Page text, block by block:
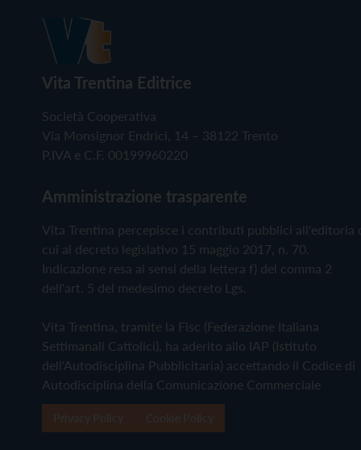
Vita Trentina Editrice
Società Cooperativa
Via Monsignor Endrici, 14 – 38122 Trento
P.IVA e C.F. 00199960220
Amministrazione trasparente
Vita Trentina percepisce i contributi pubblici all'editoria
cui al decreto legislativo 15 maggio 2017, n. 70.
Indicazione resa ai sensi della lettera f) del comma 2
dell'art. 5 del medesimo decreto Lgs.
Vita Trentina, tramite la Fisc (Federazione Italiana
Settimanali Cattolici), ha aderito allo IAP (Istituto
dell'Autodisciplina Pubblicitaria) accettando il Codice di
Autodisciplina della Comunicazione Commerciale